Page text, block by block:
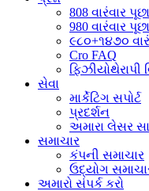
808 વારંવાર
980 વારંવાર
૯૮૦+૧૪૭૦
Cro FAQ
ફિઝીયોથેરાપી
સેવા
માર્કેટિંગ સપોર્ટ
પ્રદર્શન
અમારા લેસર
સમાચાર
કંપની સમાચાર
ઉદ્યોગ
અમારો સંપર્ક કરો